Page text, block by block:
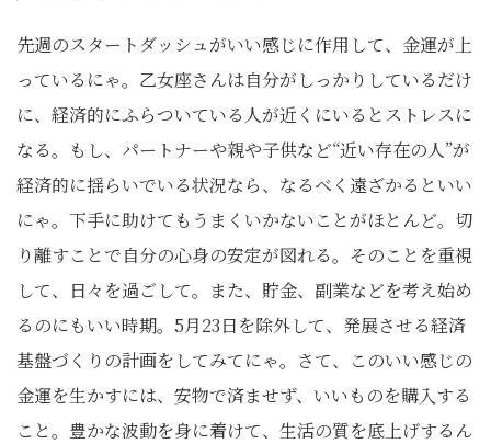
先週のスタートダッシュがいい感じに作用して、金運が上
っているにゃ。乙女座さんは自分がしっかりしているだけ
に、経済的にふらついている人が近くにいるとストレスに
なる。もし、パートナーや親や子供など“近い存在の人”が
経済的に揺らいでいる状況なら、なるべく遠ざかるといい
にゃ。下手に助けてもうまくいかないことがほとんど。切
り離すことで自分の心身の安定が図れる。そのことを重視
して、日々を過ごして。また、貯金、副業などを考え始め
るのにもいい時期。5月23日を除外して、発展させる経済
基盤づくりの計画をしてみてにゃ。さて、このいい感じの
金運を生かすには、安物で済ませず、いいものを購入する
こと。豊かな波動を身に着けて、生活の質を底上げするん